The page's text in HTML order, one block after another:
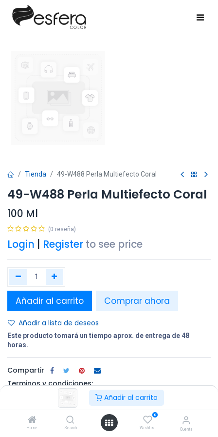
Añadir al carrito
Home Search
0
Wishlist Cuenta
Tienda 49-W488 Perla Multiefecto Coral
49-W488 Perla Multiefecto Coral
100 Ml
(0 reseña)
Login Register to see price
Añadir al carrito Comprar ahora
Añadir a lista de deseos
Este producto tomará un tiempo aprox. de entrega de 48
horas.
Compartir
Terminos y condiciones:
100% original
Devolución en
un plazo de 30
Entrega
gratuita en